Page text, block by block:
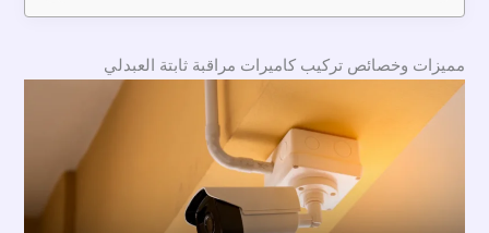
مميزات وخصائص تركيب كاميرات مراقبة ثابتة العبدلي